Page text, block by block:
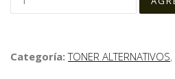
Categoría:TONER ALTERNATIVOS,